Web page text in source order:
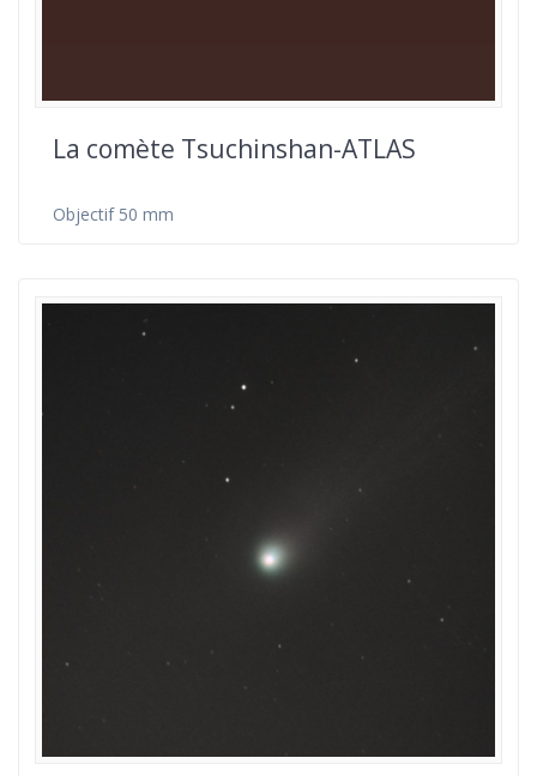
La comète Tsuchinshan-ATLAS
Objectif 50 mm